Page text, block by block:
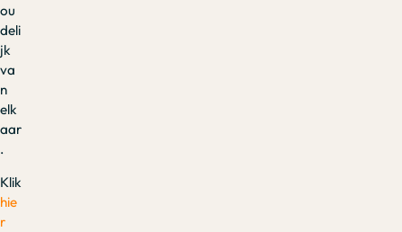
ou
deli
jk
va
n
elk
aar
.
Klik
hie
r